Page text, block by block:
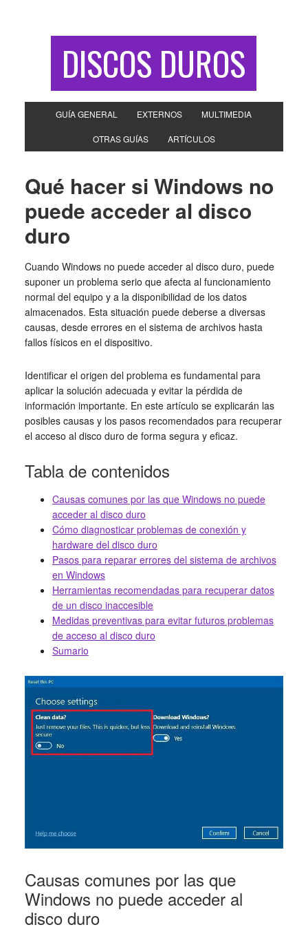
DISCOS DUROS
GUÍA GENERAL EXTERNOS MULTIMEDIA
OTRAS GUÍAS ARTÍCULOS
Qué hacer si Windows no
puede acceder al disco
duro
Cuando Windows no puede acceder al disco duro, puede
suponer un problema serio que afecta al funcionamiento
normal del equipo y a la disponibilidad de los datos
almacenados. Esta situación puede deberse a diversas
causas, desde errores en el sistema de archivos hasta
fallos físicos en el dispositivo.
Identificar el origen del problema es fundamental para
aplicar la solución adecuada y evitar la pérdida de
información importante. En este artículo se explicarán las
posibles causas y los pasos recomendados para recuperar
el acceso al disco duro de forma segura y eficaz.
Tabla de contenidos
Causas comunes por las que Windows no puede
acceder al disco duro
Cómo diagnosticar problemas de conexión y
hardware del disco duro
Pasos para reparar errores del sistema de archivos
en Windows
Herramientas recomendadas para recuperar datos
de un disco inaccesible
Medidas preventivas para evitar futuros problemas
de acceso al disco duro
Sumario
Causas comunes por las que
Windows no puede acceder al
disco duro